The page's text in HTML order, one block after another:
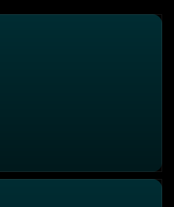
Spezialitäten im "Zur Kutsche